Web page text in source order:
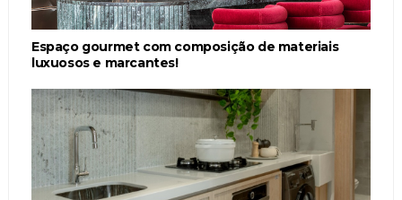
Espaço gourmet com composição de materiais
luxuosos e marcantes!